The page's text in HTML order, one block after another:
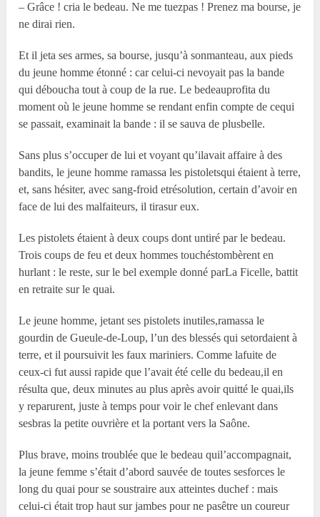
– Grâce ! cria le bedeau. Ne me tuezpas ! Prenez ma bourse, je
ne dirai rien.
Et il jeta ses armes, sa bourse, jusqu’à sonmanteau, aux pieds
du jeune homme étonné : car celui-ci nevoyait pas la bande
qui déboucha tout à coup de la rue. Le bedeauprofita du
moment où le jeune homme se rendant enfin compte de cequi
se passait, examinait la bande : il se sauva de plusbelle.
Sans plus s’occuper de lui et voyant qu’ilavait affaire à des
bandits, le jeune homme ramassa les pistoletsqui étaient à terre,
et, sans hésiter, avec sang-froid etrésolution, certain d’avoir en
face de lui des malfaiteurs, il tirasur eux.
Les pistolets étaient à deux coups dont untiré par le bedeau.
Trois coups de feu et deux hommes touchéstombèrent en
hurlant : le reste, sur le bel exemple donné parLa Ficelle, battit
en retraite sur le quai.
Le jeune homme, jetant ses pistolets inutiles,ramassa le
gourdin de Gueule-de-Loup, l’un des blessés qui setordaient à
terre, et il poursuivit les faux mariniers. Comme lafuite de
ceux-ci fut aussi rapide que l’avait été celle du bedeau,il en
résulta que, deux minutes au plus après avoir quitté le quai,ils
y reparurent, juste à temps pour voir le chef enlevant dans
sesbras la petite ouvrière et la portant vers la Saône.
Plus brave, moins troublée que le bedeau quil’accompagnait,
la jeune femme s’était d’abord sauvée de toutes sesforces le
long du quai pour se soustraire aux atteintes duchef : mais
celui-ci était trop haut sur jambes pour ne pasêtre un coureur